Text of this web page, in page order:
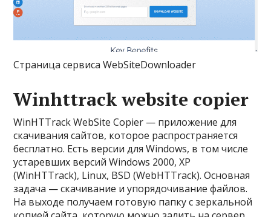
Страница сервиса WebSiteDownloader
Winhttrack website copier
WinHTTrack WebSite Copier — приложение для
скачивания сайтов, которое распространяется
бесплатно. Есть версии для Windows, в том числе
устаревших версий Windows 2000, XP
(WinHTTrack), Linux, BSD (WebHTTrack). Основная
задача — скачивание и упорядочивание файлов.
На выходе получаем готовую папку с зеркальной